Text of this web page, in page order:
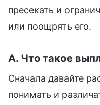
пресекать и
или поощрять его.
А. Что такое
Сначала давайте
понимать и